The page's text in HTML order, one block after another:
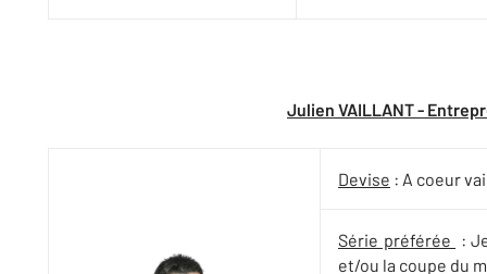
Julien VAILLANT -
Devise : A coeur
Série préférée
:
et/ou la coupe du